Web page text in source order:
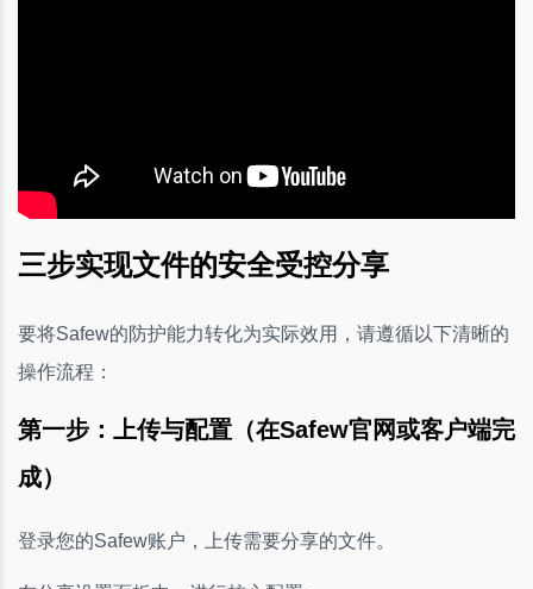
三步实现文件的安全受控分享
要将Safew的防护能力转化为实际效用，请遵循以下清晰的
操作流程：
第一步：上传与配置（在Safew官网或客户端完
成）
登录您的Safew账户，上传需要分享的文件。